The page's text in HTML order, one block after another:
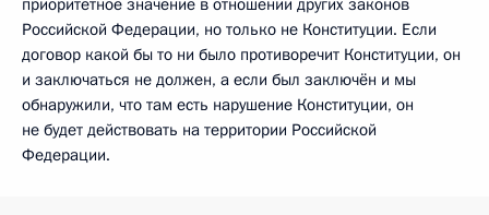
Российской Федерации, но только не Конституции. Если
договор какой бы то ни было противоречит Конституции, он
и заключаться не должен, а если был заключён и мы
обнаружили, что там есть нарушение Конституции, он
не будет действовать на территории Российской
Федерации.